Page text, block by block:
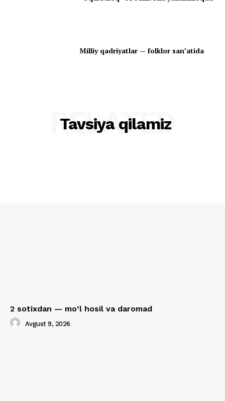
Milliy qadriyatlar — folklor san’atida
Tavsiya qilamiz
RELATED
2 sotixdan — mo‘l hosil va daromad
Avgust 9, 2026